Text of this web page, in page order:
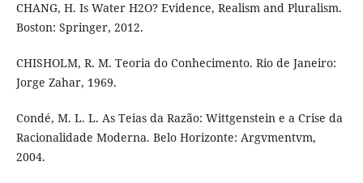
CHANG, H. Is Water H2O? Evidence, Realism and Pluralism.
Boston: Springer, 2012.
CHISHOLM, R. M. Teoria do Conhecimento. Rio de Janeiro:
Jorge Zahar, 1969.
Condé, M. L. L. As Teias da Razão: Wittgenstein e a Crise da
Racionalidade Moderna. Belo Horizonte: Argvmentvm,
2004.